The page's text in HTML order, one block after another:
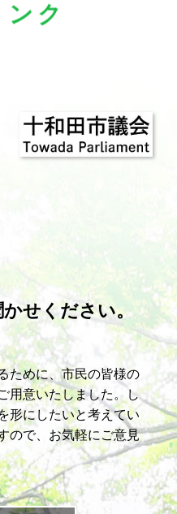
ンク
せください。
ために、市民の皆様の
用意いたしました。し
形にしたいと考えてい
ので、お気軽にご意見